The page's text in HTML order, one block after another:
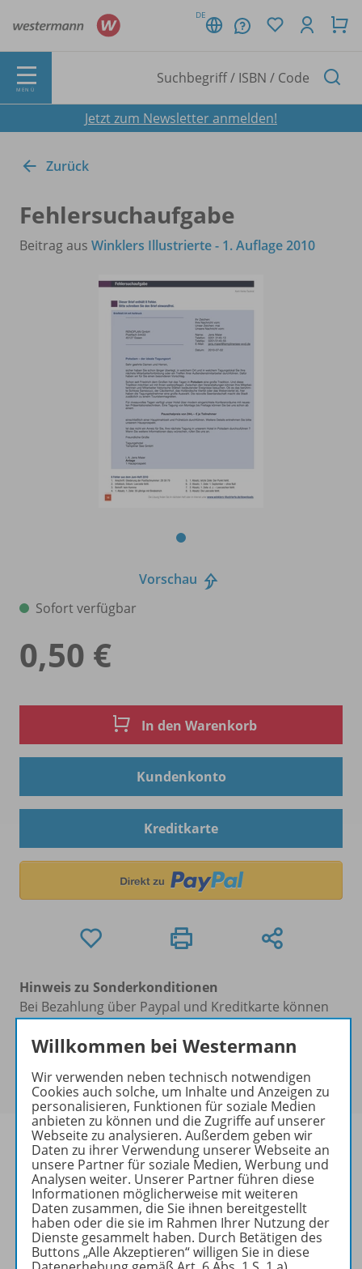
DE
MENÜ
Jetzt zum Newsletter anmelden!
Zurück
Fehlersuchaufgabe
Beitrag aus Winklers Illustrierte - 1. Auflage 2010
Vorschau
Sofort verfügbar
0,50 €
In den Warenkorb
Kundenkonto
Kreditkarte
Hinweis zu Sonderkonditionen
Bei Bezahlung über Paypal und Kreditkarte können
keine Sonderkonditionen gewährt werden.
Sie haben ein passendes Spar-Paket?
sich bitte an.
Informationen
Weitere Inhalte der Ausgabe
Willkommen bei Westermann
Wir verwenden neben technisch notwendigen
Cookies auch solche, um Inhalte und Anzeigen zu
personalisieren, Funktionen für soziale Medien
anbieten zu können und die Zugriffe auf unserer
Webseite zu analysieren. Außerdem geben wir
Daten zu ihrer Verwendung unserer Webseite an
unsere Partner für soziale Medien, Werbung und
Analysen weiter. Unserer Partner führen diese
Informationen möglicherweise mit weiteren
Daten zusammen, die Sie ihnen bereitgestellt
haben oder die sie im Rahmen Ihrer Nutzung der
Dienste gesammelt haben. Durch Betätigen des
Buttons „Alle Akzeptieren“ willigen Sie in diese